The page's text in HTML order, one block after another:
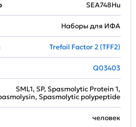
SEA748Hu
Наборы для ИФА
Trefoil Factor 2 (TFF2)
Q03403
SML1, SP, Spasmolytic Protein 1,
Spasmolytic polypeptide
человек